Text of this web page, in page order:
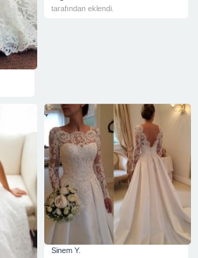
tarafından eklendi.
Sinem Y.